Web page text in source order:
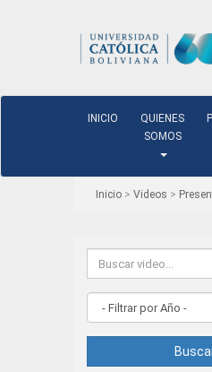
INICIO
QUIENES
SOMOS
Inicio >Videos >